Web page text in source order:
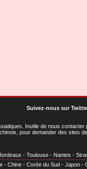
Suivez-nous sur
. Inutile de nous
pour demander des sites
- Toulouse - Nantes -
- Chine - Corée du Sud - Japon -